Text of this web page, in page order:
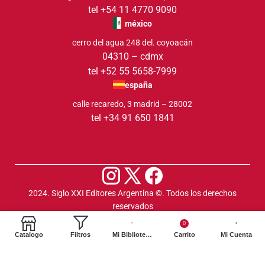
tel +54 11 4770 9090
méxico
cerro del agua 248 del. coyoacán
04310 – cdmx
tel +52 55 5658-7999
españa
calle recaredo, 3 madrid – 28002
tel +34 91 650 1841
2024. Siglo XXI Editores Argentina ©️. Todos los derechos
reservados
Catalogo Filtros Mi Biblioteca
0
Carrito Mi Cuenta